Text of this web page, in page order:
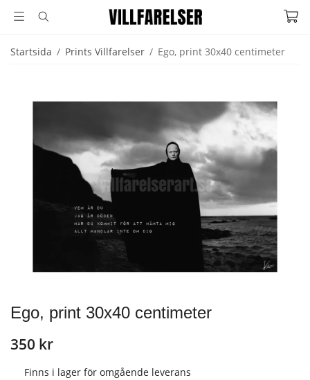
Startsida / Prints Villfarelser / Ego, print 30x40 centimeter
Ego, print 30x40 centimeter
350 kr
Finns i lager för omgående leverans